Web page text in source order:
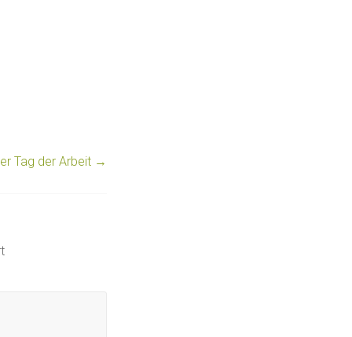
Tag der Arbeit →